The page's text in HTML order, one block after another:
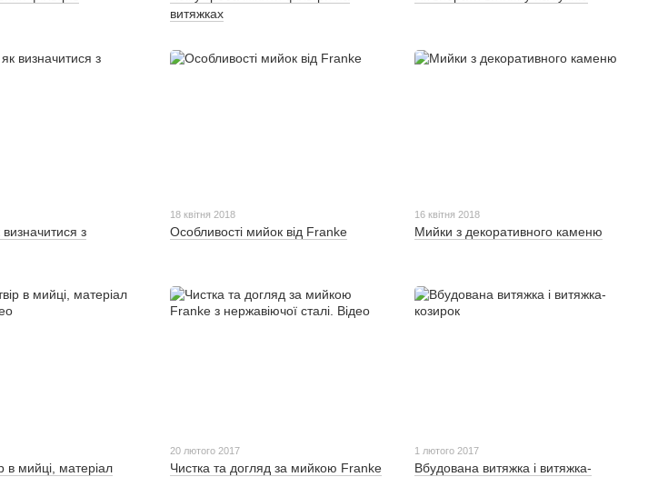
витяжках
з
18 квітня 2018
Особливості мийок від Franke
16 квітня 2018
Мийки з декоративного каменю
в мийці, матеріал
20 лютого 2017
Чистка та догляд за мийкою Franke
1 лютого 2017
Вбудована витяжка і витяжка-